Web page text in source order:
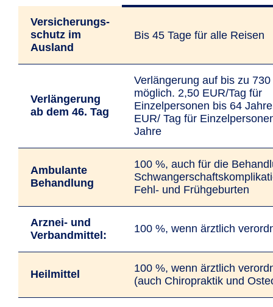
Versicherungs­
schutz im
Ausland
Bis 45 Tage für alle Reisen
Verlängerung
ab dem 46. Tag
Verlängerung auf bis zu 730
möglich. 2,50 EUR/Tag für
Einzelpersonen bis 64
EUR/ Tag für
Jahre
Ambulante
Behandlung
100 %, auch für die
Fehl- und Frühgeburten
Arznei- und
Verband­mittel:
100 %, wenn ärztlich
Heilmittel
100 %, wenn ärztlich
(auch Chiropraktik und